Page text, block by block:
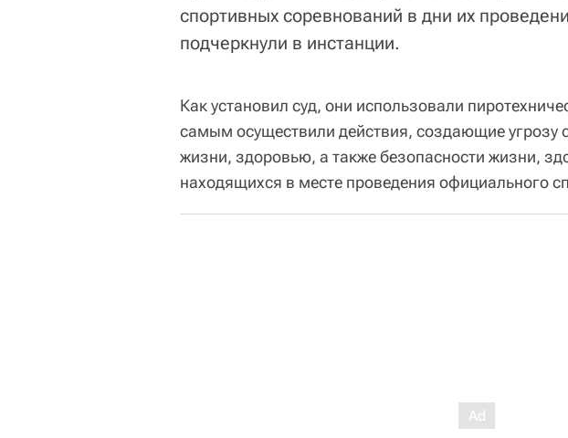
спортивных соревнований в дни их
подчеркнули в инстанции.
Как установил суд, они использовали
самым осуществили действия, создающие угрозу
жизни, здоровью, а также безопасности жизни,
находящихся в месте проведения официального